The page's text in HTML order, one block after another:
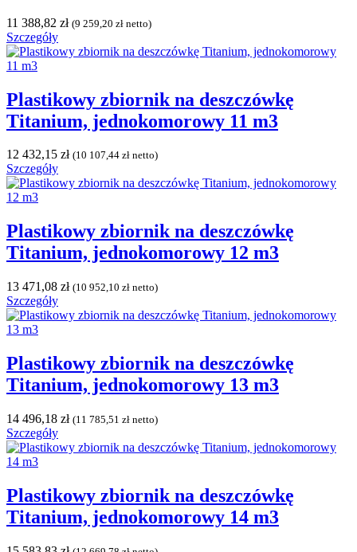
11 388,82 zł (9 259,20 zł netto)
Szczegóły
Plastikowy zbiornik na deszczówkę
Titanium, jednokomorowy 11 m3
12 432,15 zł (10 107,44 zł netto)
Szczegóły
Plastikowy zbiornik na deszczówkę
Titanium, jednokomorowy 12 m3
13 471,08 zł (10 952,10 zł netto)
Szczegóły
Plastikowy zbiornik na deszczówkę
Titanium, jednokomorowy 13 m3
14 496,18 zł (11 785,51 zł netto)
Szczegóły
Plastikowy zbiornik na deszczówkę
Titanium, jednokomorowy 14 m3